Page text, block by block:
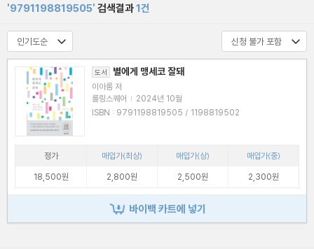
'9791198819505' 검색결과1건
도서 별에게 맹세코 잘돼
이아롬 저
롤링스퀘어 | 2024년 10월
ISBN : 9791198819505 / 1198819502
정가 매입가(최상) 매입가(상)
매입가(중)
18,500원
2,800원 2,500원 2,300원
바이백 카트에 넣기